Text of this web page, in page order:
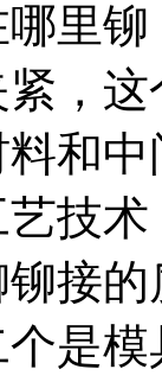
里
，
和
技
接
是